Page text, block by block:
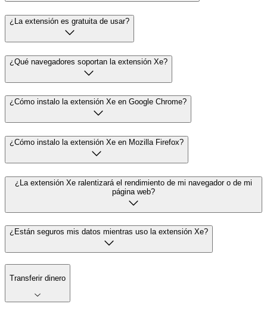
¿La extensión es gratuita de usar?
¿Qué navegadores soportan la extensión Xe?
¿Cómo instalo la extensión Xe en Google Chrome?
¿Cómo instalo la extensión Xe en Mozilla Firefox?
¿La extensión Xe ralentizará el rendimiento de mi navegador o de mi
página web?
¿Están seguros mis datos mientras uso la extensión Xe?
Transferir dinero